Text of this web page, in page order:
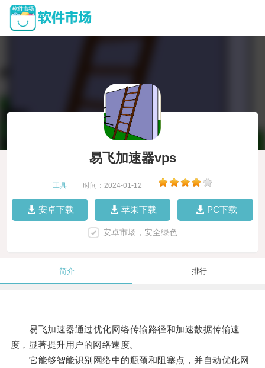
易飞加速器vps
工具 时间：2024-01-12
安卓下载 苹果下载 PC下载
安卓市场，安全绿色
简介 排行
易飞加速器通过优化网络传输路径和加速数据传输速
度，显著提升用户的网络速度。
它能够智能识别网络中的瓶颈和阻塞点，并自动优化网